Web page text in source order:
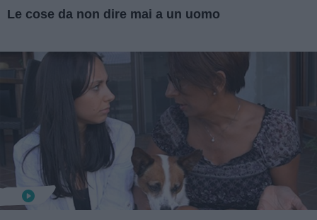
Le cose da non dire mai a un uomo